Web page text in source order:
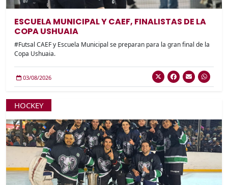
ESCUELA MUNICIPAL Y CAEF, FINALISTAS DE LA
COPA USHUAIA
#Futsal CAEF y Escuela Municipal se preparan para la gran final de la
Copa Ushuaia.
03/08/2026
HOCKEY